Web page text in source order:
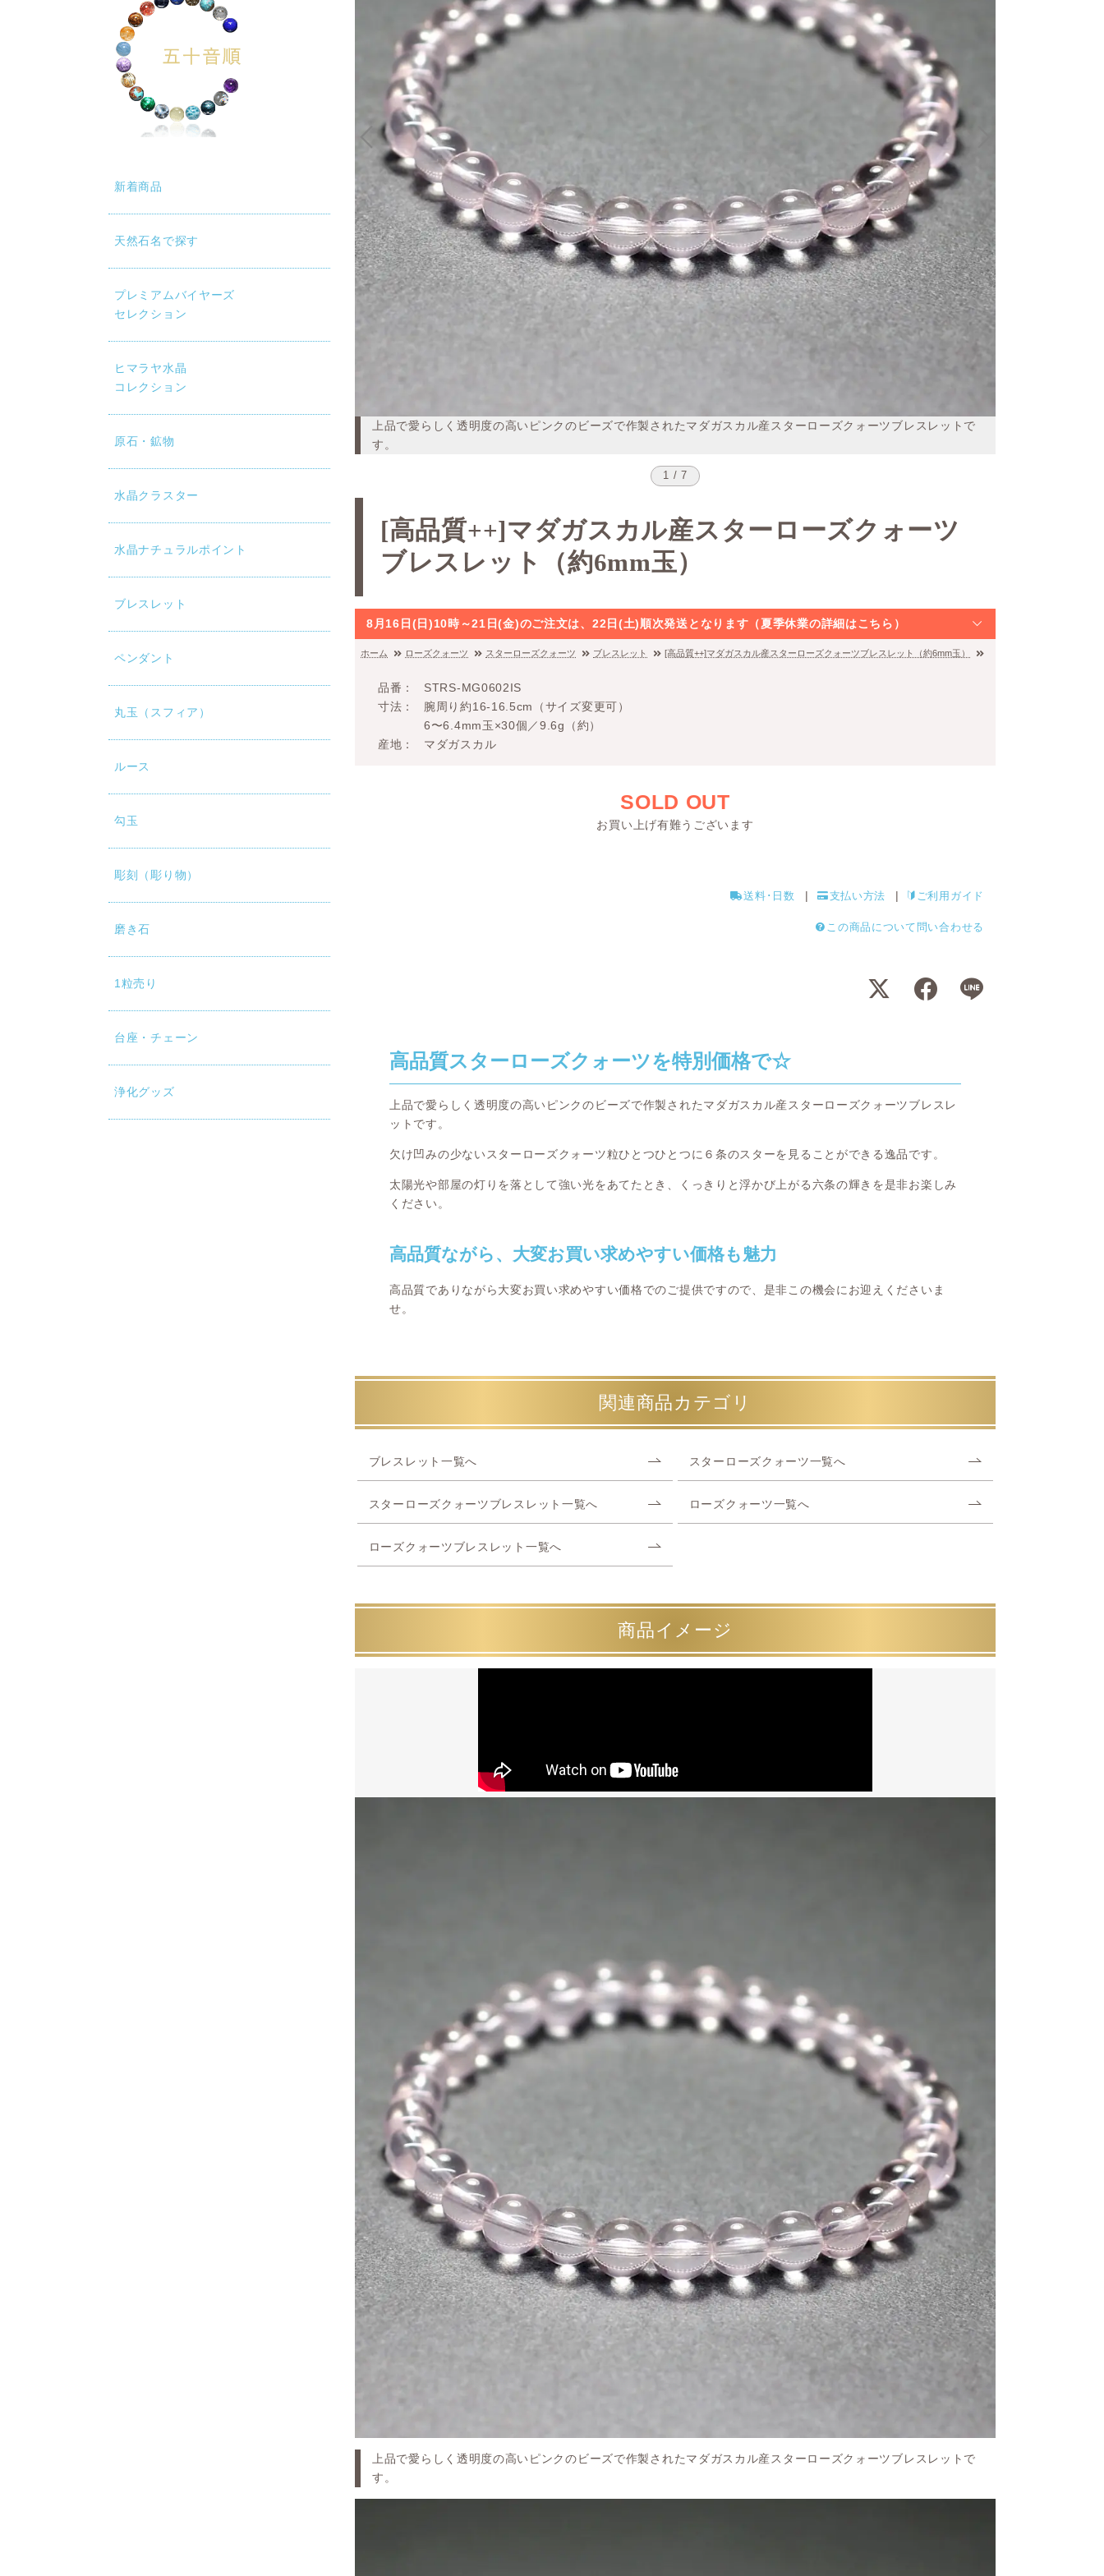
新着商品
天然石名で探す
プレミアムバイヤーズ
セレクション
ヒマラヤ水晶
コレクション
原石・鉱物
水晶クラスター
水晶ナチュラルポイント
ブレスレット
ペンダント
丸玉（スフィア）
ルース
勾玉
彫刻（彫り物）
磨き石
1粒売り
台座・チェーン
浄化グッズ
上品で愛らしく透明度の高いピンクのビーズで作製されたマダガスカル産スターローズクォーツブレスレットで
す。
1 / 7
[高品質++]マダガスカル産スターローズクォーツ
ブレスレット（約6mm玉）
8月16日(日)10時～21日(金)のご注文は、22日(土)順次発送となります（夏季休業の詳細はこちら）
ホーム ローズクォーツ スターローズクォーツ ブレスレット [高品質++]マダガスカル産スターローズクォーツブレスレット（約6mm玉）
品番
STRS-MG0602IS
寸法
腕周り約16-16.5cm（サイズ変更可）
6〜6.4mm玉×30個／9.6g（約）
産地
マダガスカル
SOLD OUT
お買い上げ有難うございます
送料･日数 支払い方法 ご利用ガイド
この商品について問い合わせる
高品質スターローズクォーツを特別価格で☆
上品で愛らしく透明度の高いピンクのビーズで作製されたマダガスカル産スターローズクォーツブレスレ
ットです。
欠け凹みの少ないスターローズクォーツ粒ひとつひとつに６条のスターを見ることができる逸品です。
太陽光や部屋の灯りを落として強い光をあてたとき、くっきりと浮かび上がる六条の輝きを是非お楽しみ
ください。
高品質ながら、大変お買い求めやすい価格も魅力
高品質でありながら大変お買い求めやすい価格でのご提供ですので、是非この機会にお迎えくださいま
せ。
関連商品カテゴリ
ブレスレット一覧へ スターローズクォーツ一覧へ
スターローズクォーツブレスレット一覧へ ローズクォーツ一覧へ
ローズクォーツブレスレット一覧へ
商品イメージ
上品で愛らしく透明度の高いピンクのビーズで作製されたマダガスカル産スターローズクォーツブレスレットで
す。